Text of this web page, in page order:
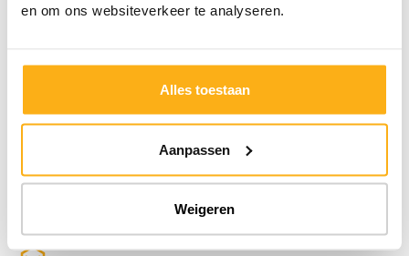
en om ons websiteverkeer te analyseren.
Alles toestaan
Aanpassen
Weigeren